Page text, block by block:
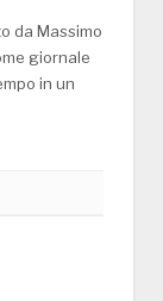
da Massimo
giornale
in un